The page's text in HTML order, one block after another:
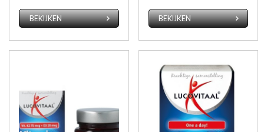
BEKIJKEN BEKIJKEN